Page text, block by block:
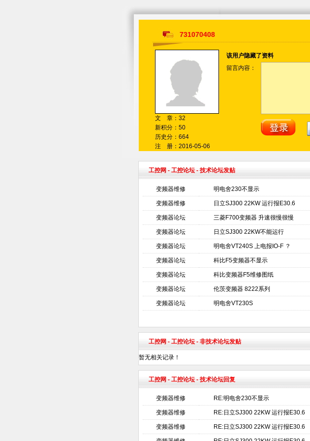
731070408
文 章：32
新积分：50
历史分：664
注 册：2016-05-06
该用户隐藏了资料
留言内容：
工控网 - 工控论坛- 技术论坛发贴
变频器维修 明电舍230不显示
变频器维修 日立SJ300 22KW 运行报E30.6
变频器论坛 三菱F700变频器 升速很慢很慢
变频器论坛 日立SJ300 22KW不能运行
变频器论坛 明电舍VT240S 上电报IO-F ？
变频器论坛 科比F5变频器不显示
变频器论坛 科比变频器F5维修图纸
变频器论坛 伦茨变频器 8222系列
变频器论坛 明电舍VT230S
工控网 - 工控论坛- 非技术论坛发贴
暂无相关记录！
工控网 - 工控论坛- 技术论坛回复
变频器维修 RE:明电舍230不显示
变频器维修 RE:日立SJ300 22KW 运行报E30.6
变频器维修 RE:日立SJ300 22KW 运行报E30.6